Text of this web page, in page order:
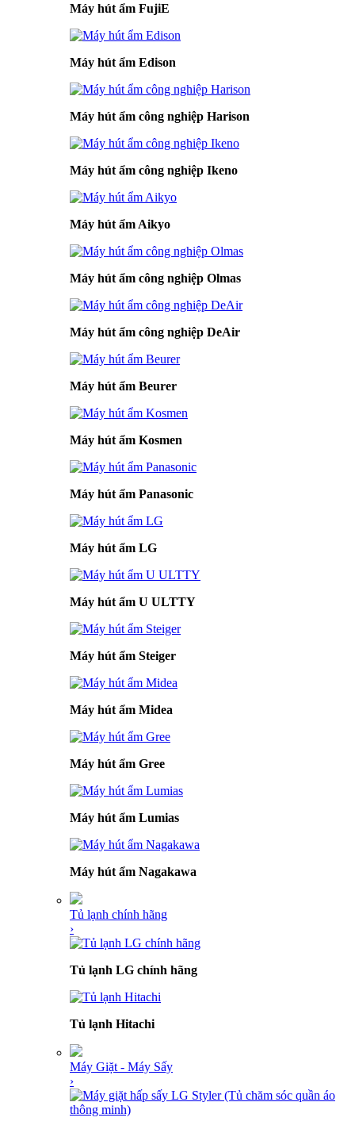
Máy hút ẩm FujiE
Máy hút ẩm Edison
Máy hút ẩm công nghiệp Harison
Máy hút ẩm công nghiệp Ikeno
Máy hút ẩm Aikyo
Máy hút ẩm công nghiệp Olmas
Máy hút ẩm công nghiệp DeAir
Máy hút ẩm Beurer
Máy hút ẩm Kosmen
Máy hút ẩm Panasonic
Máy hút ẩm LG
Máy hút ẩm U ULTTY
Máy hút ẩm Steiger
Máy hút ẩm Midea
Máy hút ẩm Gree
Máy hút ẩm Lumias
Máy hút ẩm Nagakawa
Tủ lạnh chính hãng
›
Tủ lạnh LG chính hãng
Tủ lạnh Hitachi
Máy Giặt - Máy Sấy
›